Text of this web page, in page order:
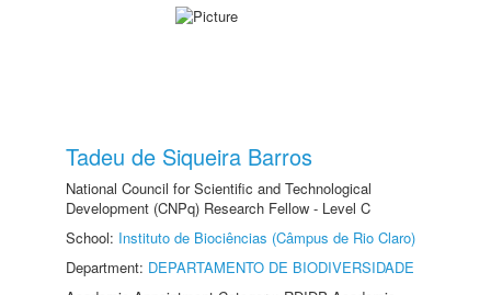
Tadeu de Siqueira Barros
National Council for Scientific and Technological
Development (CNPq) Research Fellow - Level C
School: Instituto de Biociências (Câmpus de Rio Claro)
Department: DEPARTAMENTO DE BIODIVERSIDADE